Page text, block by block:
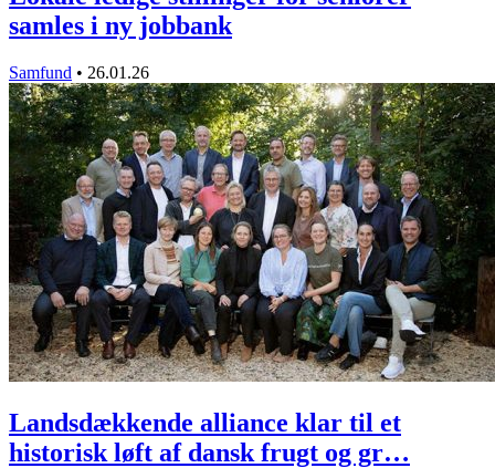
samles i ny jobbank
Samfund • 26.01.26
Landsdækkende alliance klar til et
historisk løft af dansk frugt og gr…